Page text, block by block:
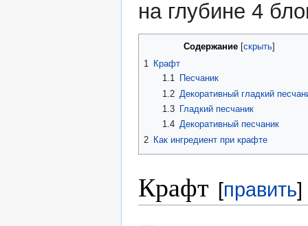
на глубине 4
Содержание
1 Крафт
1.1
Песчаник
1.2 Декоративный гладкий
1.3
Гладкий песчаник
1.4 Декоративный песчаник
2 Как ингредиент при крафте
Крафт [править]